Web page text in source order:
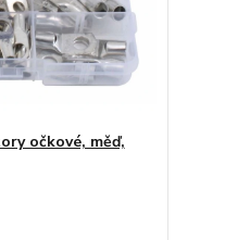
očkové, měď,